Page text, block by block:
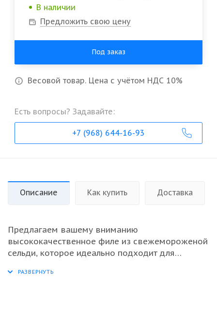
В наличии
Предложить свою цену
Под заказ
Весовой товар. Цена с учётом НДС 10%
Есть вопросы? Задавайте:
+7 (968) 644-16-93
Описание Как купить Доставка
Предлагаем вашему вниманию
высококачественное филе из свежемороженой
сельди, которое идеально подходит для
насыщенным вкусом и нежной текстурой, что